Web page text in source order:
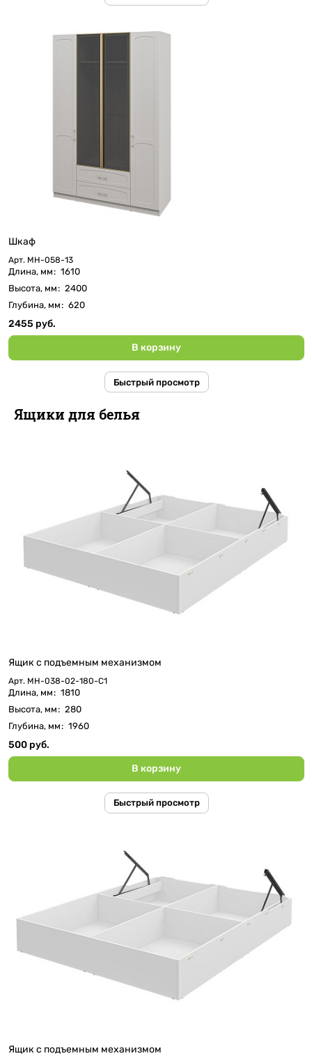
Шкаф
Арт. МН-058-13
Длина, мм: 1610
Высота, мм: 2400
Глубина, мм: 620
2455 руб.
В корзину
Быстрый просмотр
Ящики для белья
Ящик с подъемным механизмом
Арт. МН-038-02-180-C1
Длина, мм: 1810
Высота, мм: 280
Глубина, мм: 1960
500 руб.
В корзину
Быстрый просмотр
Ящик с подъемным механизмом